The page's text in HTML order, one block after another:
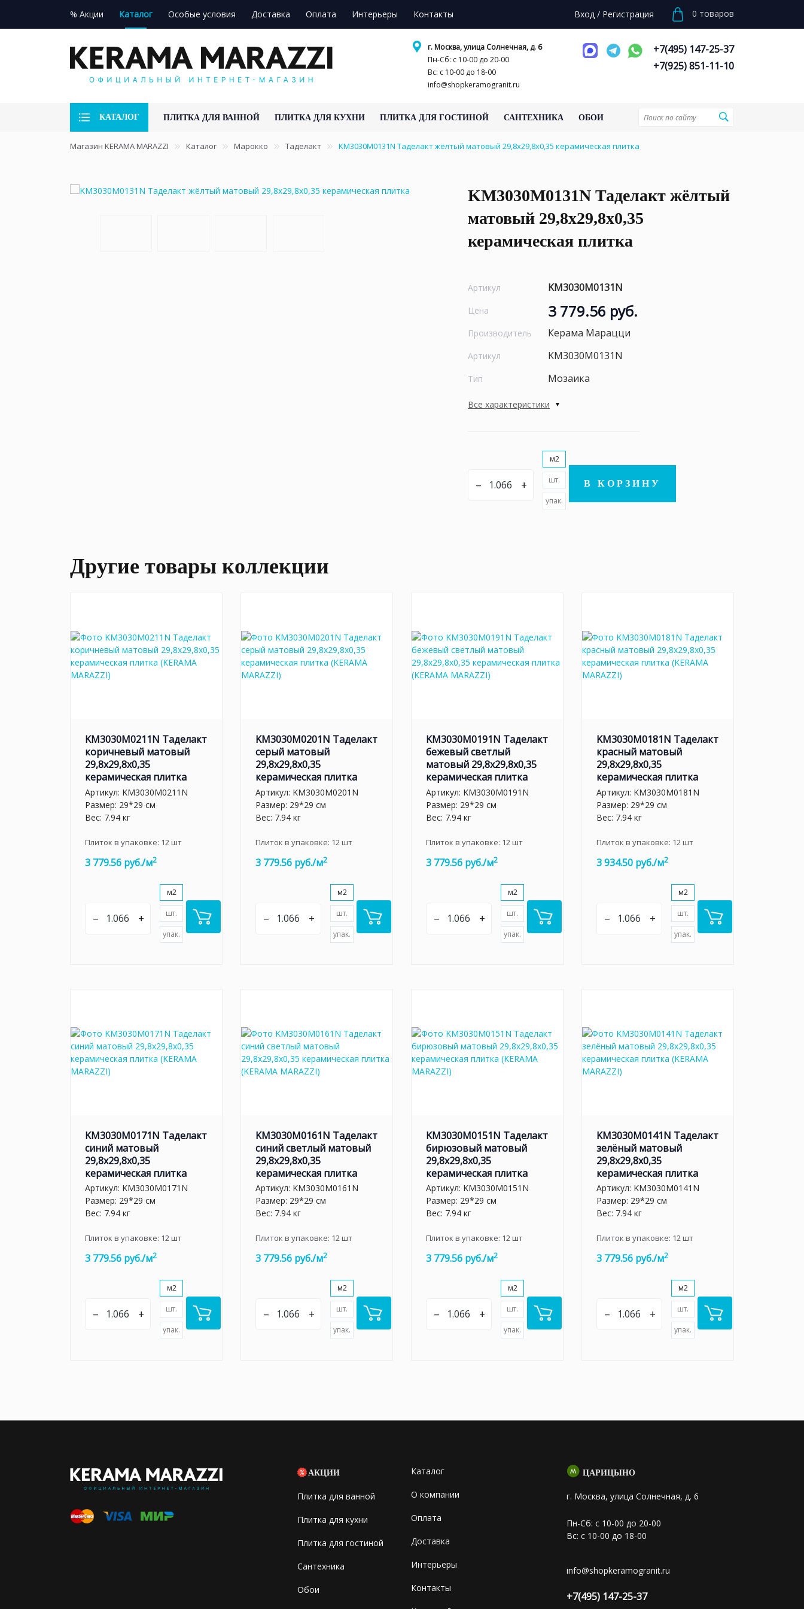
% Акции Каталог Особые условия Доставка Оплата Интерьеры Контакты Вход / Регистрация 0 товаров
г. Москва, улица Солнечная, д. 6
Пн-Сб: с 10-00 до 20-00
Вс: с 10-00 до 18-00
info@shopkeramogranit.ru
+7(495) 147-25-37
+7(925) 851-11-10
КАТАЛОГ ПЛИТКА ДЛЯ ВАННОЙ ПЛИТКА ДЛЯ КУХНИ ПЛИТКА ДЛЯ ГОСТИНОЙ САНТЕХНИКА ОБОИ
Магазин KERAMA MARAZZI Каталог Марокко Таделакт KM3030M0131N Таделакт жёлтый матовый 29,8x29,8x0,35 керамическая плитка
KM3030M0131N Таделакт жёлтый
матовый 29,8x29,8x0,35
керамическая плитка
Артикул KM3030M0131N
Цена 3 779.56 руб.
Производитель Керама Марацци
Артикул KM3030M0131N
Тип Мозаика
Все характеристики
– +
м2
шт.
упак.
В КОРЗИНУ
Другие товары коллекции
KM3030M0211N Таделакт
коричневый матовый
29,8x29,8x0,35
керамическая плитка
Артикул: KM3030M0211N
Размер: 29*29 см
Вес: 7.94 кг
Плиток в упаковке: 12 шт
3 779.56 руб./м2
– +
м2
шт.
упак.
KM3030M0201N Таделакт
серый матовый
29,8x29,8x0,35
керамическая плитка
Артикул: KM3030M0201N
Размер: 29*29 см
Вес: 7.94 кг
Плиток в упаковке: 12 шт
3 779.56 руб./м2
– +
м2
шт.
упак.
KM3030M0191N Таделакт
бежевый светлый
матовый 29,8x29,8x0,35
керамическая плитка
Артикул: KM3030M0191N
Размер: 29*29 см
Вес: 7.94 кг
Плиток в упаковке: 12 шт
3 779.56 руб./м2
– +
м2
шт.
упак.
KM3030M0181N Таделакт
красный матовый
29,8x29,8x0,35
керамическая плитка
Артикул: KM3030M0181N
Размер: 29*29 см
Вес: 7.94 кг
Плиток в упаковке: 12 шт
3 934.50 руб./м2
– +
м2
шт.
упак.
KM3030M0171N Таделакт
синий матовый
29,8x29,8x0,35
керамическая плитка
Артикул: KM3030M0171N
Размер: 29*29 см
Вес: 7.94 кг
Плиток в упаковке: 12шт
3 779.56 руб./м2
– +
м2
шт.
упак.
KM3030M0161N Таделакт
синий светлый матовый
29,8x29,8x0,35
керамическая плитка
Артикул: KM3030M0161N
Размер: 29*29 см
Вес: 7.94 кг
Плиток в упаковке: 12шт
3 779.56 руб./м2
– +
м2
шт.
упак.
KM3030M0151N Таделакт
бирюзовый матовый
29,8x29,8x0,35
керамическая плитка
Артикул: KM3030M0151N
Размер: 29*29 см
Вес: 7.94 кг
Плиток в упаковке: 12шт
3 779.56 руб./м2
– +
м2
шт.
упак.
KM3030M0141N Таделакт
зелёный матовый
29,8x29,8x0,35
керамическая плитка
Артикул: KM3030M0141N
Размер: 29*29 см
Вес: 7.94 кг
Плиток в упаковке: 12шт
3 779.56 руб./м2
– +
м2
шт.
упак.
АКЦИИ
Плитка для ванной
Плитка для кухни
Плитка для гостиной
Сантехника
Обои
Каталог
О компании
Оплата
Доставка
Интерьеры
Контакты
ЦАРИЦЫНО
г. Москва, улица Солнечная, д. 6
Пн-Сб: с 10-00 до 20-00
Вс: с 10-00 до 18-00
info@shopkeramogranit.ru
+7(495) 147-25-37